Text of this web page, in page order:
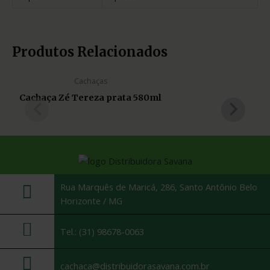
Produtos Relacionados
Cachaças
Cachaça Zé Tereza prata 580ml
Rua Marquês de Maricá, 286, Santo Antônio Belo
Horizonte / MG
Tel.: (31) 98678-0063
cachaca@distribuidorasavana.com.br